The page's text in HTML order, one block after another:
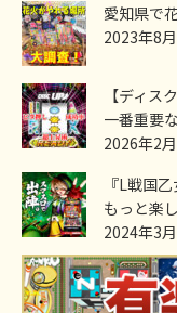
愛知県で
2023年8
【ディス
一番重要
2026年2
『L戦国
もっと楽
2024年3